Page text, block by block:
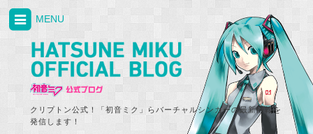
クリプトン公式！「初音ミク」らバーチャルシンガーの最新情報を
発信します！
MENU